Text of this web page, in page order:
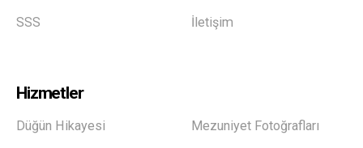
SSS
İletişim
Hizmetler
Düğün Hikayesi
Mezuniyet Fotoğrafları